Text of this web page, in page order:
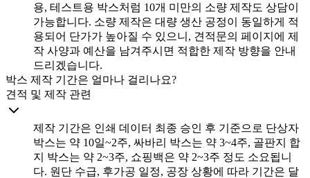
용, 테스트용 박스처럼 10개 미만의 소량 제작도 상담이
가능합니다. 소량 제작은 대량 생산 공정이 동일하게 적
용되어 단가가 높아질 수 있으니, 견적문의 페이지에 제
작 사양과 예산을 남겨주시면 적합한 제작 방향을 안내
드리겠습니다.
박스 제작 기간은 얼마나 걸리나요?
견적 및 제작 관련
제작 기간은 인쇄 데이터 최종 승인 후 기준으로 단상자
박스는 약 10일~2주, 싸바리 박스는 약 3~4주, 골판지 합
지 박스는 약 2~3주, 쇼핑백은 약 2~3주 정도 소요됩니
다. 원단 수급, 후가공 일정, 공장 상황에 따라 기간은 달